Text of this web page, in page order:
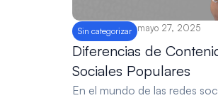
Sin categorizar mayo 27, 2025
Diferencias de
Sociales Populares
En el mundo de las redes